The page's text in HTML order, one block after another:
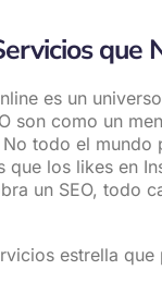
que
es un
son como un
todo el mundo
que los likes en
un SEO, todo
estrella